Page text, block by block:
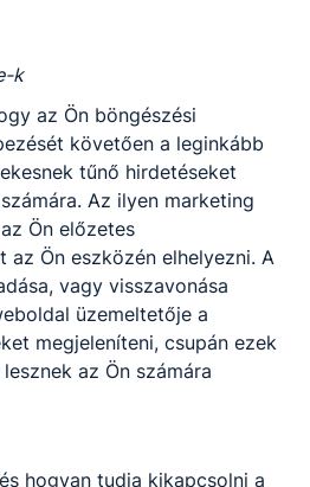
k
az Ön böngészési
követően a leginkább
tűnő hirdetéseket
Az ilyen marketing
Ön előzetes
az Ön eszközén elhelyezni. A
vagy visszavonása
üzemeltetője a
megjeleníteni, csupán ezek
az Ön számára
hogyan tudja kikapcsolni a